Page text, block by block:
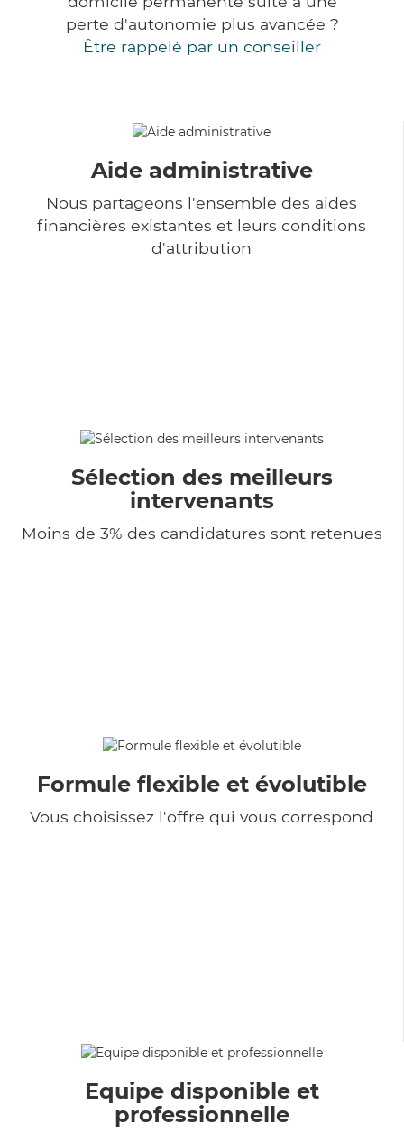
perte d'autonomie plus avancée ?
Être rappelé par un conseiller
Aide administrative
Nous partageons l'ensemble des aides
financières existantes et leurs conditions
d'attribution
Sélection des meilleurs
intervenants
Moins de 3% des candidatures sont retenues
Formule flexible et évolutible
Vous choisissez l'offre qui vous correspond
Equipe disponible et
professionnelle